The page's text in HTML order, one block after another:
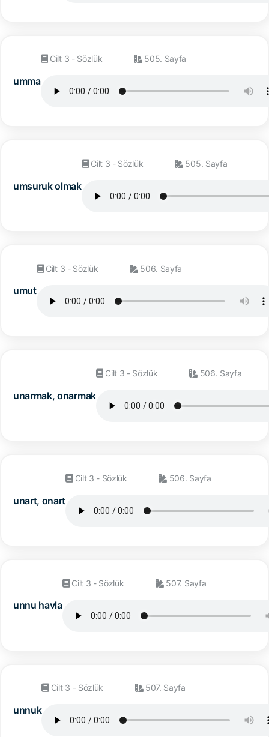
umma
Cilt 3 - Sözlük 505. Sayfa
umsuruk olmak
Cilt 3 - Sözlük 505. Sayfa
umut
Cilt 3 - Sözlük 506. Sayfa
unarmak, onarmak
Cilt 3 - Sözlük 506. Sayfa
unart, onart
Cilt 3 - Sözlük 506. Sayfa
unnu havla
Cilt 3 - Sözlük 507. Sayfa
unnuk
Cilt 3 - Sözlük 507. Sayfa